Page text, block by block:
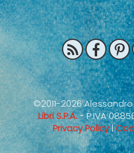
©2011-2026
Libri S.P.A.- P.IVA
Privacy Policy|